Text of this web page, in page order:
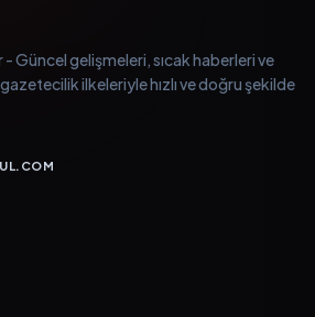
Güncel gelişmeleri, sıcak haberleri ve
gazetecilik ilkeleriyle hızlı ve doğru şekilde